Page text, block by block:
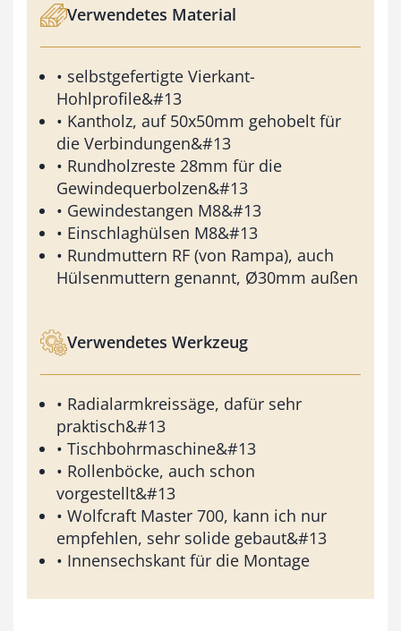
Verwendetes Material
• selbstgefertigte Vierkant-
Hohlprofile&#13
• Kantholz, auf 50x50mm gehobelt für
die Verbindungen&#13
• Rundholzreste 28mm für die
Gewindequerbolzen&#13
• Gewindestangen M8&#13
• Einschlaghülsen M8&#13
• Rundmuttern RF (von Rampa), auch
Hülsenmuttern genannt, Ø30mm außen
Verwendetes Werkzeug
• Radialarmkreissäge, dafür sehr
praktisch&#13
• Tischbohrmaschine&#13
• Rollenböcke, auch schon
vorgestellt&#13
• Wolfcraft Master 700, kann ich nur
empfehlen, sehr solide gebaut&#13
• Innensechskant für die Montage